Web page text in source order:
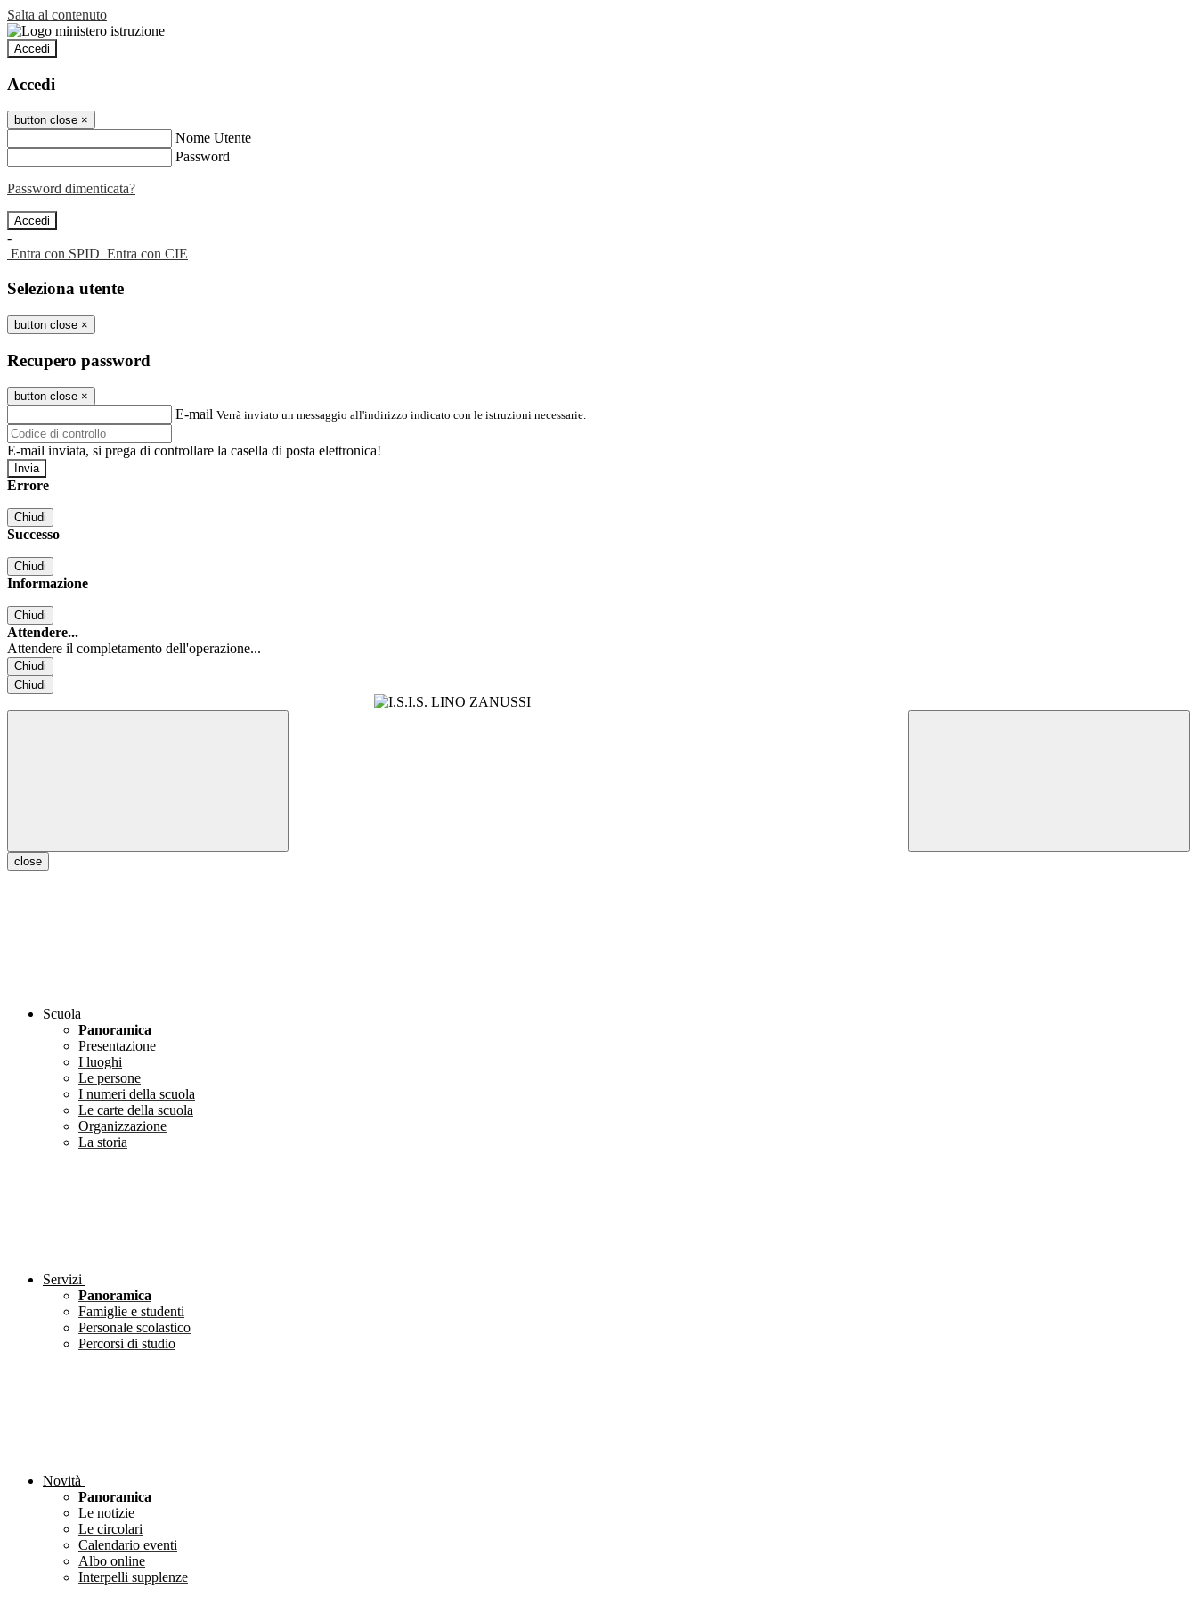
Salta al contenuto
Accedi
Accedi
button close ×
Nome Utente
Password
Password dimenticata?
-
Entra con SPID Entra con CIE
Seleziona utente
button close ×
Recupero password
button close ×
E-mail Verrà inviato un messaggio all'indirizzo indicato con le istruzioni necessarie.
E-mail inviata, si prega di controllare la casella di posta elettronica!
Errore
Chiudi
Successo
Chiudi
Informazione
Chiudi
Attendere...
Attendere il completamento dell'operazione...
Chiudi
Chiudi
close
Scuola
Panoramica
Presentazione
I luoghi
Le persone
I numeri della scuola
Le carte della scuola
Organizzazione
La storia
Servizi
Panoramica
Famiglie e studenti
Personale scolastico
Percorsi di studio
Novità
Panoramica
Le notizie
Le circolari
Calendario eventi
Albo online
Interpelli supplenze